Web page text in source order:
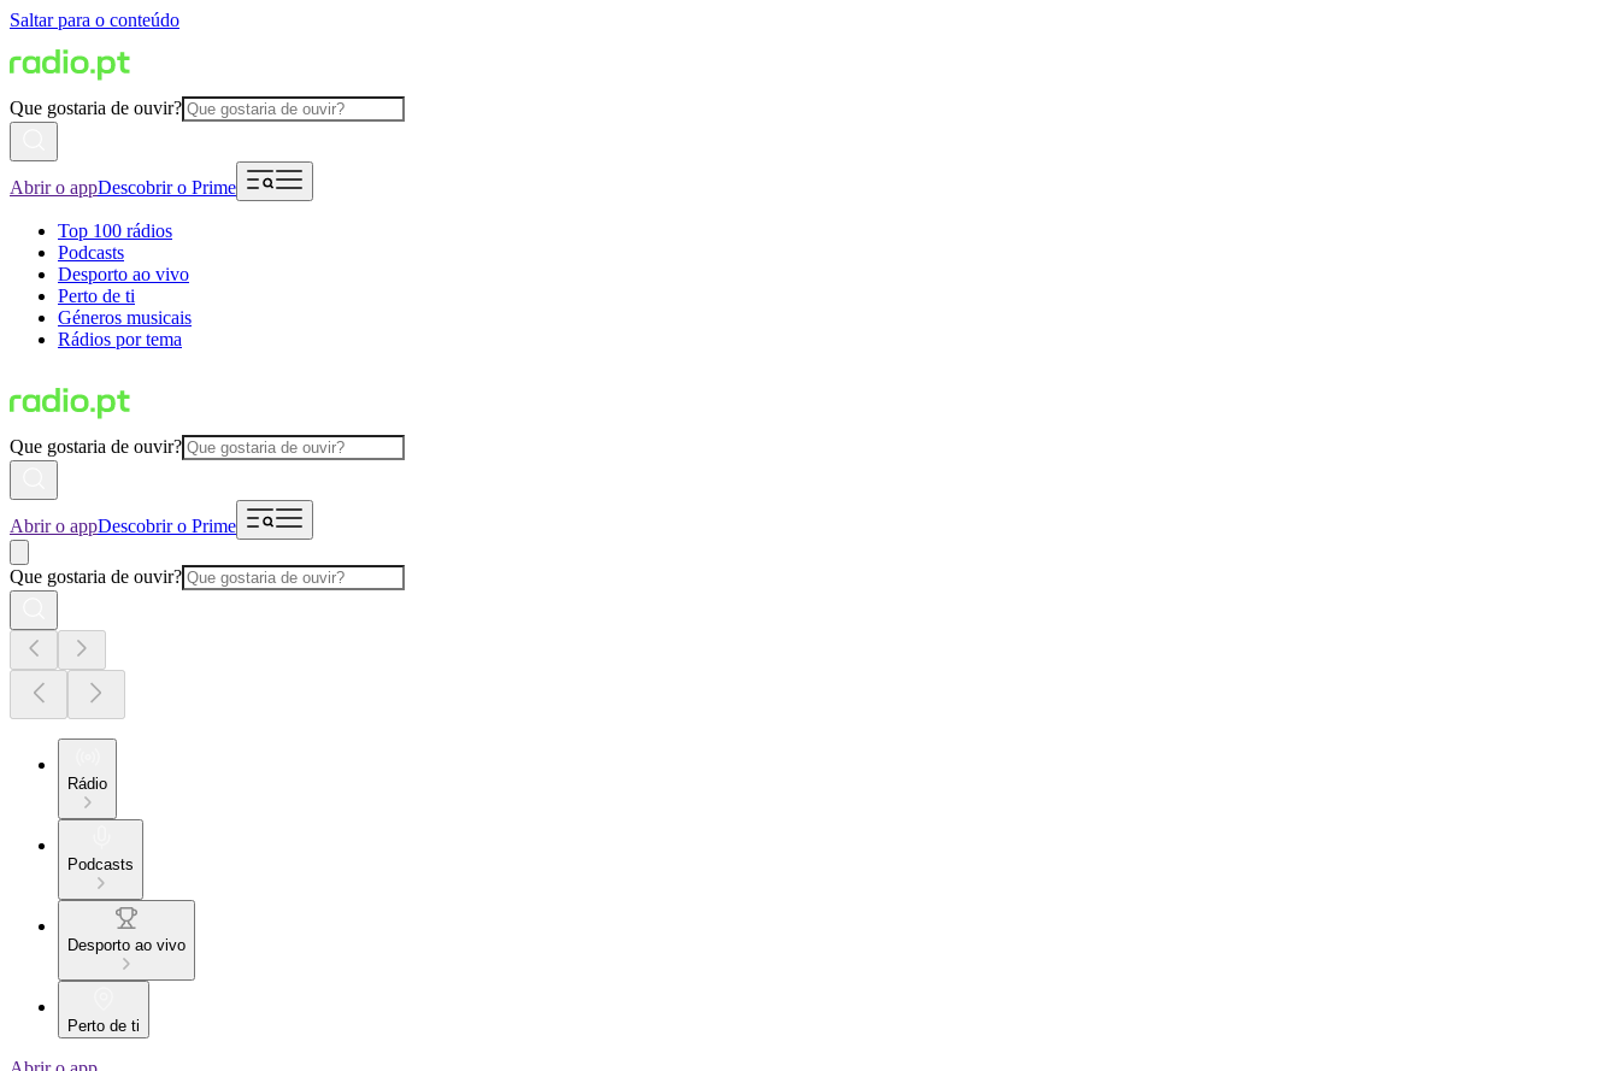
Saltar para o conteúdo
Que gostaria de ouvir?
Abrir o appDescobrir o Prime
Top 100 rádios
Podcasts
Desporto ao vivo
Perto de ti
Géneros musicais
Rádios por tema
Que gostaria de ouvir?
Abrir o appDescobrir o Prime
Que gostaria de ouvir?
Rádio
Podcasts
Desporto ao vivo
Perto de ti